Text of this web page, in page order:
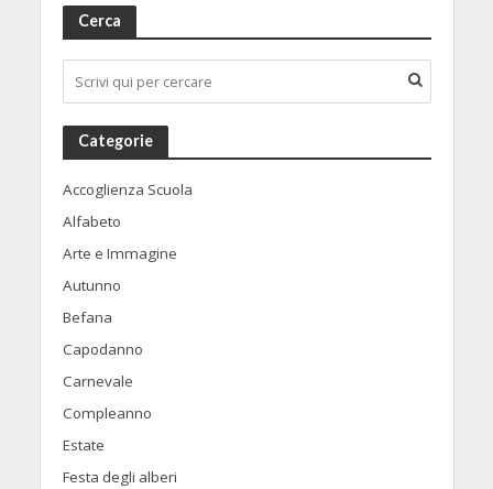
Cerca
Categorie
Accoglienza Scuola
Alfabeto
Arte e Immagine
Autunno
Befana
Capodanno
Carnevale
Compleanno
Estate
Festa degli alberi